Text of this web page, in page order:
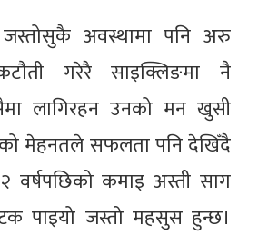
अवस्थामा पनि अरु
गरेरै साइक्लिङमा नै
लागिरहन उनको मन खुसी
मेहनतले सफलता पनि देखिँदै
वर्षपछिको कमाइ अस्ती साग
पाइयो जस्तो महसुस हुन्छ।